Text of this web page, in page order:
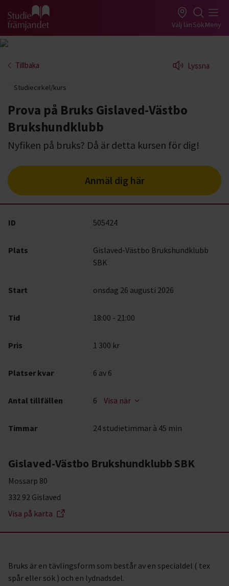
Gå till studiefrämjandets startsida Välj länSökMeny
Tillbaka Lyssna
Studiecirkel/kurs
Prova på Bruks Gislaved-Västbo
Brukshundklubb
Nyfiken på bruks? Då är detta kursen för dig!
Anmäl dig här
ID 505424
Plats
Gislaved-Västbo Brukshundklubb
SBK
Start onsdag 26 augusti 2026
Tid 18:00 - 21:00
Pris 1 300 kr
Platser kvar 6 av 6
Antal tillfällen 6 Visa när
Timmar 24 studietimmar à 45 min
Gislaved-Västbo Brukshundklubb SBK
Mossarp 80
332 92 Gislaved
Visa på karta
Bruks är en tävlingsform som består av en specialdel ( tex
spår eller sök ) och en lydnadsdel.